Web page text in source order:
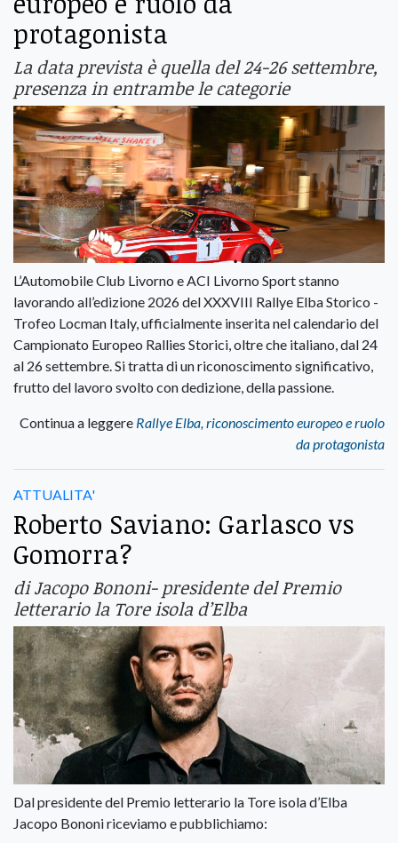
protagonista
La data prevista è quella del 24-26 settembre,
presenza in entrambe le categorie
L’Automobile Club Livorno e ACI Livorno Sport stanno
lavorando all’edizione 2026 del XXXVIII Rallye Elba Storico -
Trofeo Locman Italy, ufficialmente inserita nel calendario del
Campionato Europeo Rallies Storici, oltre che italiano, dal 24
al 26 settembre. Si tratta di un riconoscimento significativo,
frutto del lavoro svolto con dedizione, della passione.
Continua a leggere Rallye Elba, riconoscimento europeo e ruolo
da protagonista
ATTUALITA'
Roberto Saviano: Garlasco vs
Gomorra?
di Jacopo Bononi- presidente del Premio
letterario la Tore isola d’Elba
Dal presidente del Premio letterario la Tore isola d’Elba
Jacopo Bononi riceviamo e pubblichiamo: